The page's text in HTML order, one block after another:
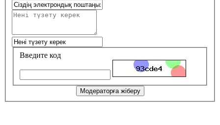
Введите код
Модераторға жіберу